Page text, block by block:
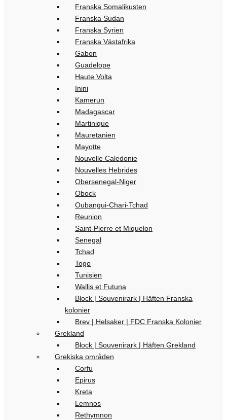
Franska Somalikusten
Franska Sudan
Franska Syrien
Franska Västafrika
Gabon
Guadelope
Haute Volta
Inini
Kamerun
Madagascar
Martinique
Mauretanien
Mayotte
Nouvelle Caledonie
Nouvelles Hebrides
Obersenegal-Niger
Obock
Oubangui-Chari-Tchad
Reunion
Saint-Pierre et Miquelon
Senegal
Tchad
Togo
Tunisien
Wallis et Futuna
Block | Souvenirark | Häften Franska
kolonier
Brev | Helsaker | FDC Franska Kolonier
Grekland
Block | Souvenirark | Häften Grekland
Grekiska områden
Corfu
Epirus
Kreta
Lemnos
Rethymnon